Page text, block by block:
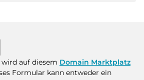
anbieten.
der Überweisung immer
und die
bekommen Sie auf
zusätzlichen Kaufvertrag.
auf diesem Domain Marktplatz
Formular kann entweder ein